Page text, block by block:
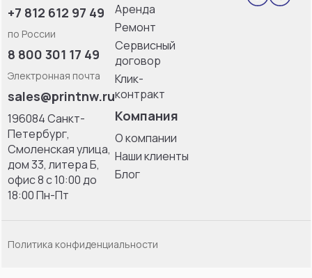
+7 812 612 97 49
по России
8 800 301 17 49
Электронная почта
sales@printnw.ru
196084 Санкт-
Петербург,
Смоленская улица,
дом 33, литерa Б,
офис 8 с 10:00 до
18:00 Пн-Пт
Аренда
Ремонт
Сервисный
договор
Клик-
контракт
Компания
О компании
Наши клиенты
Блог
Политика конфиденциальности